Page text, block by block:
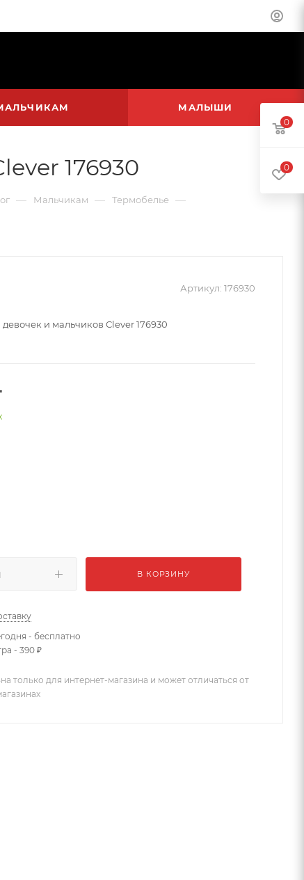
МАЛЫШИ
176930
— Мальчикам — Термобелье —
Артикул: 176930
и мальчиков Clever 176930
В КОРЗИНУ
- бесплатно
- 390 ₽
только для интернет-магазина и может отличаться от
0
0